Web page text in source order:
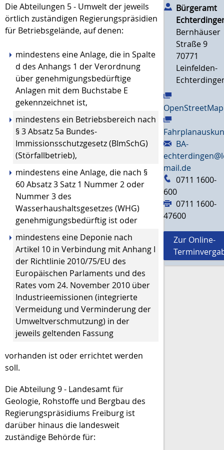
Die Abteilungen 5 - Umwelt der jeweils
örtlich zuständigen Regierungspräsidien
für Betriebsgelände, auf denen:
mindestens eine Anlage, die in Spalte
d des Anhangs 1 der Verordnung
über genehmigungsbedürftige
Anlagen mit dem Buchstabe E
gekennzeichnet ist,
mindestens ein Betriebsbereich nach
§ 3 Absatz 5a Bundes-
Immissionsschutzgesetz (BImSchG)
(Störfallbetrieb),
mindestens eine Anlage, die nach §
60 Absatz 3 Satz 1 Nummer 2 oder
Nummer 3 des
Wasserhaushaltsgesetzes (WHG)
genehmigungsbedürftig ist oder
mindestens eine Deponie nach
Artikel 10 in Verbindung mit Anhang I
der Richtlinie 2010/75/EU des
Europäischen Parlaments und des
Rates vom 24. November 2010 über
Industrieemissionen (integrierte
Vermeidung und Verminderung der
Umweltverschmutzung) in der
jeweils geltenden Fassung
vorhanden ist oder errichtet werden
soll.
Die Abteilung 9 - Landesamt für
Geologie, Rohstoffe und Bergbau des
Regierungspräsidiums Freiburg ist
darüber hinaus die landesweit
zuständige Behörde für:
Bürgeramt
Bernhäuser
Straße 9
70771
Leinfelden-
OpenStreetMap
BA-
mail.de
0711 1600-
600
0711 1600-
47600
Zur Online-